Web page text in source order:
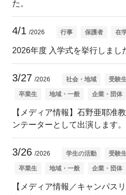
た。
4/1 /2026 行事 保護者 在
2026年度 入学式を挙行しまし
3/27 /2026 社会・地域 受験
卒業生 地域・一般 企業・団体
【メディア情報】石野亜耶准
ンテーターとして出演します。
3/26 /2026 学生の活動 受験
卒業生 地域・一般 企業・団体
【メディア情報／キャンパス